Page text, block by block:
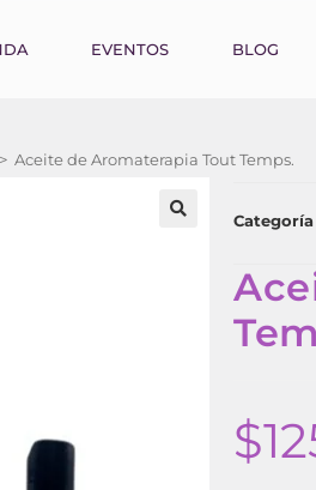
EVENTOS BLOG
> Aceite de Aromaterapia Tout Temps.
Categoría
$